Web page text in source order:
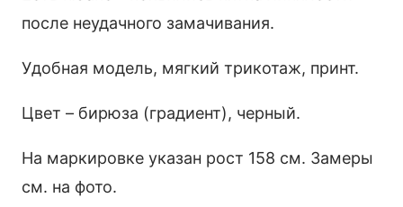
после неудачного замачивания.
Удобная модель, мягкий трикотаж, принт.
Цвет – бирюза (градиент), черный.
На маркировке указан рост 158 см. Замеры
см. на фото.